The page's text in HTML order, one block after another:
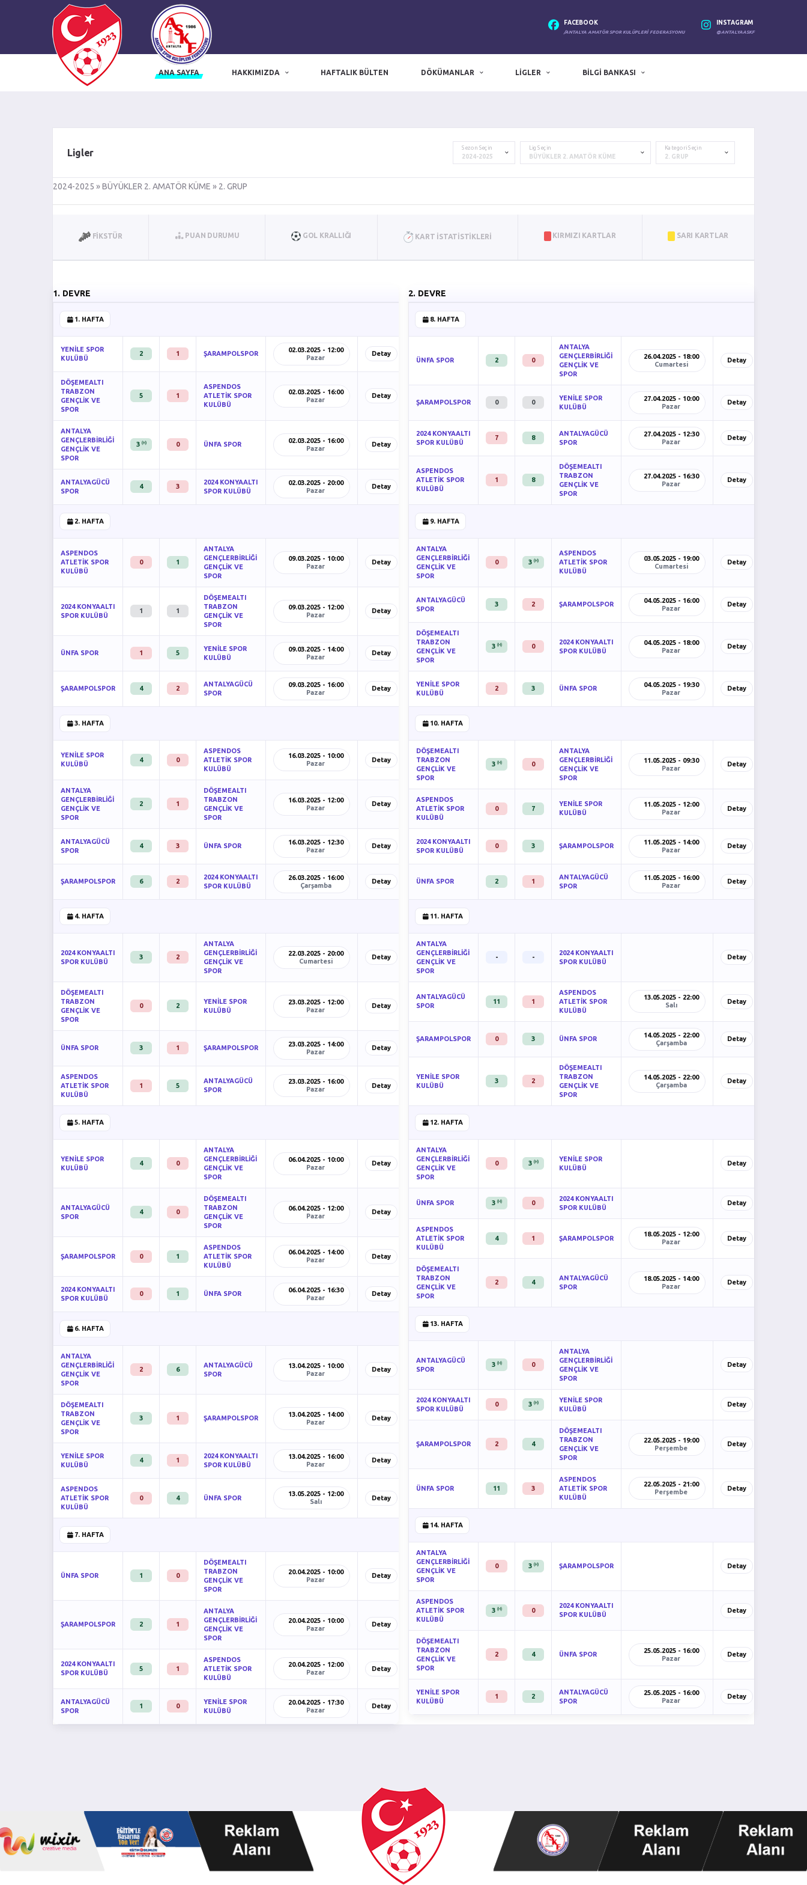
FACEBOOK
/ANTALYA AMATÖR SPOR KULÜPLERI FEDERASYONU
INSTAGRAM
@ANTALYAASKF
ANA SAYFA HAKKIMIZDA HAFTALIK BÜLTEN DÖKÜMANLAR LIGLER BILGI BANKASI
Ligler Sezon Seçin Lig Seçin Kategori Seçin
2024-2025 » BÜYÜKLER 2. AMATÖR KÜME » 2. GRUP
FIKSTÜR PUAN DURUMU GOL KRALLIĞI KART İSTATISTIKLERI KIRMIZI KARTLAR SARI KARTLAR
1. DEVRE
1. HAFTA
YENİLE SPOR
KULÜBÜ
2 1 ŞARAMPOLSPOR
02.03.2025 - 12:00
Pazar
Detay
DÖŞEMEALTI
TRABZON
GENÇLİK VE
SPOR
5 1
ASPENDOS
ATLETİK SPOR
KULÜBÜ
02.03.2025 - 16:00
Pazar
Detay
ANTALYA
GENÇLERBİRLİĞİ
GENÇLİK VE
SPOR
3 (H) 0 ÜNFA SPOR
02.03.2025 - 16:00
Pazar
Detay
ANTALYAGÜCÜ
SPOR
4 3
2024 KONYAALTI
SPOR KULÜBÜ
02.03.2025 - 20:00
Pazar
Detay
2. HAFTA
ASPENDOS
ATLETİK SPOR
KULÜBÜ
0 1
ANTALYA
GENÇLERBİRLİĞİ
GENÇLİK VE
SPOR
09.03.2025 - 10:00
Pazar
Detay
2024 KONYAALTI
SPOR KULÜBÜ
1 1
DÖŞEMEALTI
TRABZON
GENÇLİK VE
SPOR
09.03.2025 - 12:00
Pazar
Detay
ÜNFA SPOR 1 5
YENİLE SPOR
KULÜBÜ
09.03.2025 - 14:00
Pazar
Detay
ŞARAMPOLSPOR 4 2
ANTALYAGÜCÜ
SPOR
09.03.2025 - 16:00
Pazar
Detay
3. HAFTA
YENİLE SPOR
KULÜBÜ
4 0
ASPENDOS
ATLETİK SPOR
KULÜBÜ
16.03.2025 - 10:00
Pazar
Detay
ANTALYA
GENÇLERBİRLİĞİ
GENÇLİK VE
SPOR
2 1
DÖŞEMEALTI
TRABZON
GENÇLİK VE
SPOR
16.03.2025 - 12:00
Pazar
Detay
ANTALYAGÜCÜ
SPOR
4 3 ÜNFA SPOR
16.03.2025 - 12:30
Pazar
Detay
ŞARAMPOLSPOR 6 2
2024 KONYAALTI
SPOR KULÜBÜ
26.03.2025 - 16:00
Çarşamba
Detay
4. HAFTA
2024 KONYAALTI
SPOR KULÜBÜ
3 2
ANTALYA
GENÇLERBİRLİĞİ
GENÇLİK VE
SPOR
22.03.2025 - 20:00
Cumartesi
Detay
DÖŞEMEALTI
TRABZON
GENÇLİK VE
SPOR
0 2
YENİLE SPOR
KULÜBÜ
23.03.2025 - 12:00
Pazar
Detay
ÜNFA SPOR 3 1 ŞARAMPOLSPOR
23.03.2025 - 14:00
Pazar
Detay
ASPENDOS
ATLETİK SPOR
KULÜBÜ
1 5
ANTALYAGÜCÜ
SPOR
23.03.2025 - 16:00
Pazar
Detay
5. HAFTA
YENİLE SPOR
KULÜBÜ
4 0
ANTALYA
GENÇLERBİRLİĞİ
GENÇLİK VE
SPOR
06.04.2025 - 10:00
Pazar
Detay
ANTALYAGÜCÜ
SPOR
4 0
DÖŞEMEALTI
TRABZON
GENÇLİK VE
SPOR
06.04.2025 - 12:00
Pazar
Detay
ŞARAMPOLSPOR 0 1
ASPENDOS
ATLETİK SPOR
KULÜBÜ
06.04.2025 - 14:00
Pazar
Detay
2024 KONYAALTI
SPOR KULÜBÜ
0 1 ÜNFA SPOR
06.04.2025 - 16:30
Pazar
Detay
6. HAFTA
ANTALYA
GENÇLERBİRLİĞİ
GENÇLİK VE
SPOR
2 6
ANTALYAGÜCÜ
SPOR
13.04.2025 - 10:00
Pazar
Detay
DÖŞEMEALTI
TRABZON
GENÇLİK VE
SPOR
3 1 ŞARAMPOLSPOR
13.04.2025 - 14:00
Pazar
Detay
YENİLE SPOR
KULÜBÜ
4 1
2024 KONYAALTI
SPOR KULÜBÜ
13.04.2025 - 16:00
Pazar
Detay
ASPENDOS
ATLETİK SPOR
KULÜBÜ
0 4 ÜNFA SPOR
13.05.2025 - 12:00
Salı
Detay
7. HAFTA
ÜNFA SPOR 1 0
DÖŞEMEALTI
TRABZON
GENÇLİK VE
SPOR
20.04.2025 - 10:00
Pazar
Detay
ŞARAMPOLSPOR 2 1
ANTALYA
GENÇLERBİRLİĞİ
GENÇLİK VE
SPOR
20.04.2025 - 10:00
Pazar
Detay
2024 KONYAALTI
SPOR KULÜBÜ
5 1
ASPENDOS
ATLETİK SPOR
KULÜBÜ
20.04.2025 - 12:00
Pazar
Detay
ANTALYAGÜCÜ
SPOR
1 0
YENİLE SPOR
KULÜBÜ
20.04.2025 - 17:30
Pazar
Detay
2. DEVRE
8. HAFTA
ÜNFA SPOR 2 0
ANTALYA
GENÇLERBİRLİĞİ
GENÇLİK VE
SPOR
26.04.2025 - 18:00
Cumartesi
Detay
ŞARAMPOLSPOR 0 0
YENİLE SPOR
KULÜBÜ
27.04.2025 - 10:00
Pazar
Detay
2024 KONYAALTI
SPOR KULÜBÜ
7 8
ANTALYAGÜCÜ
SPOR
27.04.2025 - 12:30
Pazar
Detay
ASPENDOS
ATLETİK SPOR
KULÜBÜ
1 8
DÖŞEMEALTI
TRABZON
GENÇLİK VE
SPOR
27.04.2025 - 16:30
Pazar
Detay
9. HAFTA
ANTALYA
GENÇLERBİRLİĞİ
GENÇLİK VE
SPOR
0 3 (H)
ASPENDOS
ATLETİK SPOR
KULÜBÜ
03.05.2025 - 19:00
Cumartesi
Detay
ANTALYAGÜCÜ
SPOR
3 2 ŞARAMPOLSPOR
04.05.2025 - 16:00
Pazar
Detay
DÖŞEMEALTI
TRABZON
GENÇLİK VE
SPOR
3 (H) 0
2024 KONYAALTI
SPOR KULÜBÜ
04.05.2025 - 18:00
Pazar
Detay
YENİLE SPOR
KULÜBÜ
2 3 ÜNFA SPOR
04.05.2025 - 19:30
Pazar
Detay
10. HAFTA
DÖŞEMEALTI
TRABZON
GENÇLİK VE
SPOR
3 (H) 0
ANTALYA
GENÇLERBİRLİĞİ
GENÇLİK VE
SPOR
11.05.2025 - 09:30
Pazar
Detay
ASPENDOS
ATLETİK SPOR
KULÜBÜ
0 7
YENİLE SPOR
KULÜBÜ
11.05.2025 - 12:00
Pazar
Detay
2024 KONYAALTI
SPOR KULÜBÜ
0 3 ŞARAMPOLSPOR
11.05.2025 - 14:00
Pazar
Detay
ÜNFA SPOR 2 1
ANTALYAGÜCÜ
SPOR
11.05.2025 - 16:00
Pazar
Detay
11. HAFTA
ANTALYA
GENÇLERBİRLİĞİ
GENÇLİK VE
SPOR
- -
2024 KONYAALTI
SPOR KULÜBÜ
Detay
ANTALYAGÜCÜ
SPOR
11 1
ASPENDOS
ATLETİK SPOR
KULÜBÜ
13.05.2025 - 22:00
Salı
Detay
ŞARAMPOLSPOR 0 3 ÜNFA SPOR
14.05.2025 - 22:00
Çarşamba
Detay
YENİLE SPOR
KULÜBÜ
3 2
DÖŞEMEALTI
TRABZON
GENÇLİK VE
SPOR
14.05.2025 - 22:00
Çarşamba
Detay
12. HAFTA
ANTALYA
GENÇLERBİRLİĞİ
GENÇLİK VE
SPOR
0 3 (H)
YENİLE SPOR
KULÜBÜ
Detay
ÜNFA SPOR 3 (H) 0
2024 KONYAALTI
SPOR KULÜBÜ
Detay
ASPENDOS
ATLETİK SPOR
KULÜBÜ
4 1 ŞARAMPOLSPOR
18.05.2025 - 12:00
Pazar
Detay
DÖŞEMEALTI
TRABZON
GENÇLİK VE
SPOR
2 4
ANTALYAGÜCÜ
SPOR
18.05.2025 - 14:00
Pazar
Detay
13. HAFTA
ANTALYAGÜCÜ
SPOR
3 (H) 0
ANTALYA
GENÇLERBİRLİĞİ
GENÇLİK VE
SPOR
Detay
2024 KONYAALTI
SPOR KULÜBÜ
0 3 (H)
YENİLE SPOR
KULÜBÜ
Detay
ŞARAMPOLSPOR 2 4
DÖŞEMEALTI
TRABZON
GENÇLİK VE
SPOR
22.05.2025 - 19:00
Perşembe
Detay
ÜNFA SPOR 11 3
ASPENDOS
ATLETİK SPOR
KULÜBÜ
22.05.2025 - 21:00
Perşembe
Detay
14. HAFTA
ANTALYA
GENÇLERBİRLİĞİ
GENÇLİK VE
SPOR
0 3 (H) ŞARAMPOLSPOR Detay
ASPENDOS
ATLETİK SPOR
KULÜBÜ
3 (H) 0
2024 KONYAALTI
SPOR KULÜBÜ
Detay
DÖŞEMEALTI
TRABZON
GENÇLİK VE
SPOR
2 4 ÜNFA SPOR
25.05.2025 - 16:00
Pazar
Detay
YENİLE SPOR
KULÜBÜ
1 2
ANTALYAGÜCÜ
SPOR
25.05.2025 - 16:00
Pazar
Detay